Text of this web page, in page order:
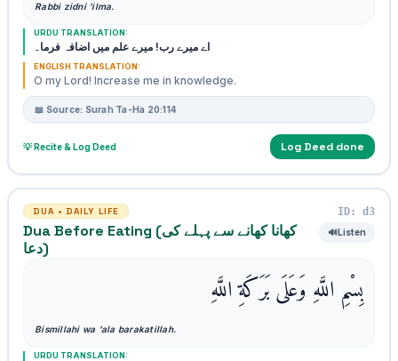
Rabbi zidni 'ilma.
URDU TRANSLATION:
اے میرے رب! میرے علم میں اضافہ فرما۔
ENGLISH TRANSLATION:
O my Lord! Increase me in knowledge.
📖 Source: Surah Ta-Ha 20:114
💡 Recite & Log Deed Log Deed done
DUA • DAILY LIFE ID: d3
Dua Before Eating (کھانا کھانے سے پہلے کی
دعا)
🔊Listen
بِسْمِ اللَّهِ وَعَلَى بَرَكَةِ اللَّهِ
Bismillahi wa 'ala barakatillah.
URDU TRANSLATION: